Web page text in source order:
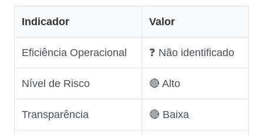
Indicador Valor
Eficiência Operacional ❓ Não identificado
Nível de Risco 🔴 Alto
Transparência 🔴 Baixa